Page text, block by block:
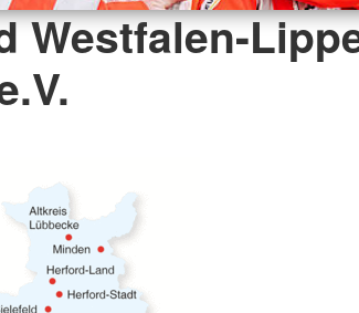
Westfalen-